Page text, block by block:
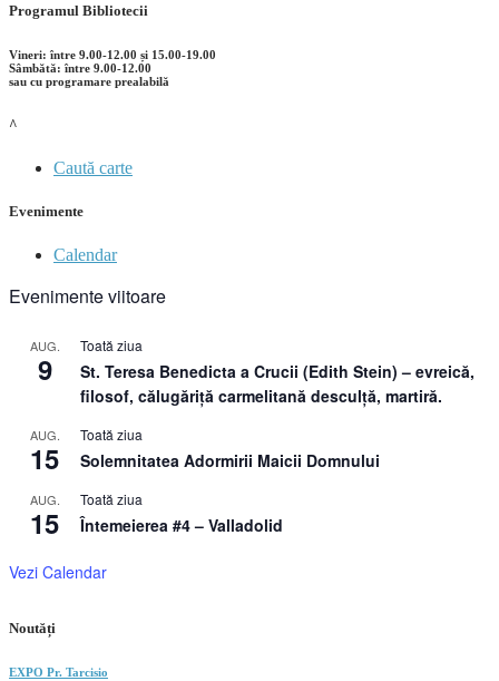
Programul Bibliotecii
Vineri: între 9.00-12.00 și 15.00-19.00
Sâmbătă: între 9.00-12.00
sau cu programare prealabilă
^
Caută carte
Evenimente
Calendar
Evenimente viitoare
AUG.
9
Toată ziua
St. Teresa Benedicta a Crucii (Edith Stein) – evreică,
filosof, călugăriţă carmelitană desculţă, martiră.
AUG.
15
Toată ziua
Solemnitatea Adormirii Maicii Domnului
AUG.
15
Toată ziua
Întemeierea #4 – Valladolid
Vezi Calendar
Noutăți
EXPO Pr. Tarcisio